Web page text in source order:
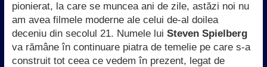
pionierat, la care se muncea ani de zile, astăzi noi nu
am avea filmele moderne ale celui de-al doilea
deceniu din secolul 21. Numele lui Steven Spielberg
va rămâne în continuare piatra de temelie pe care s-a
construit tot ceea ce vedem în prezent, legat de